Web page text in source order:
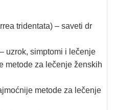
tridentata) – saveti dr
uzrok, simptomi i lečenje
metode za lečenje ženskih
metode za lečenje